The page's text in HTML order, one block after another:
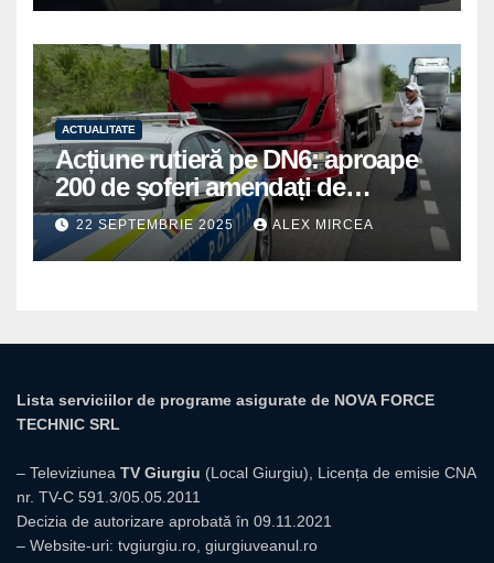
ACTUALITATE
Acțiune rutieră pe DN6: aproape
200 de șoferi amendați de
polițiștii din Mihăilești
22 SEPTEMBRIE 2025 ALEX MIRCEA
Lista serviciilor de programe asigurate de NOVA FORCE
TECHNIC SRL
– Televiziunea TV Giurgiu (Local Giurgiu), Licența de emisie CNA
nr. TV-C 591.3/05.05.2011
Decizia de autorizare aprobată în 09.11.2021
– Website-uri: tvgiurgiu.ro, giurgiuveanul.ro